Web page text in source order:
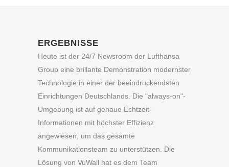
ERGEBNISSE
Heute ist der 24/7 Newsroom der Lufthansa
Group eine brillante Demonstration modernster
Technologie in einer der beeindruckendsten
Einrichtungen Deutschlands. Die "always-on"-
Umgebung ist auf genaue Echtzeit-
Informationen mit höchster Effizienz
angewiesen, um das gesamte
Kommunikationsteam zu unterstützen. Die
Lösung von VuWall hat es dem Team